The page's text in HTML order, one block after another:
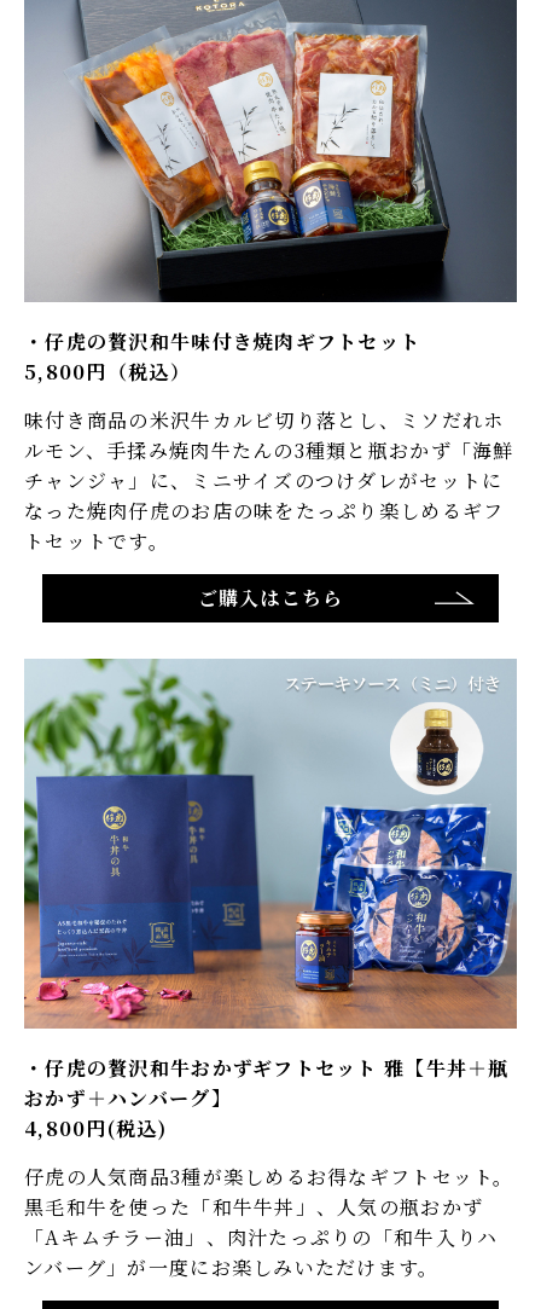
仔虎の贅沢和牛味付き焼肉ギフトセット
5,800円（税込）
味付き商品の米沢牛カルビ切り落とし、ミソだれホ
ルモン、手揉み焼肉牛たんの3種類と瓶おかず「海鮮
チャンジャ」に、ミニサイズのつけダレがセットに
なった焼肉仔虎のお店の味をたっぷり楽しめるギフ
トセットです。​
ご購入はこちら
仔虎の贅沢和牛おかずギフトセット 雅【牛丼＋瓶
おかず＋ハンバーグ】​
4,800円(税込)
仔虎の人気商品3種が楽しめるお得なギフトセット。
黒毛和牛を使った「和牛牛丼」、人気の瓶おかず
「Aキムチラー油」、肉汁たっぷりの「和牛入りハ
ンバーグ」が一度にお楽しみいただけます。​